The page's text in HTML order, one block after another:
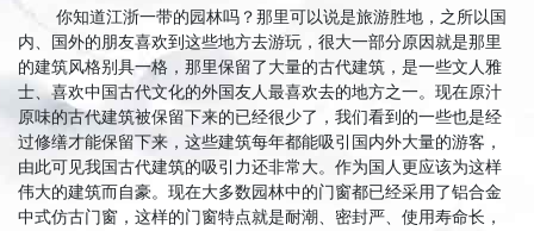
你知道江浙一带的园林吗？那里可以说是旅游胜地，之所以国
内、国外的朋友喜欢到这些地方去游玩，很大一部分原因就是那里
的建筑风格别具一格，那里保留了大量的古代建筑，是一些文人雅
士、喜欢中国古代文化的外国友人最喜欢去的地方之一。现在原汁
原味的古代建筑被保留下来的已经很少了，我们看到的一些也是经
过修缮才能保留下来， 这些建筑每年都能吸引国内外大量的游客，
由此可见我国古代建筑的吸引力还非常 大。作为国人更应该为这样
伟大的建筑而自豪。现在大多数园林中的门窗都已经采用了铝合金
中式仿古门窗 ，这样的门窗特点就是耐潮、密封严、使用寿命长，